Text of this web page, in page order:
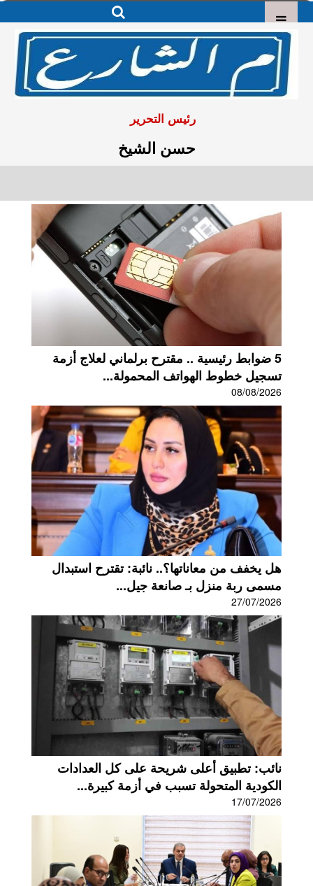
رئيس التحرير
حسن الشيخ
5 ضوابط رئيسية .. مقترح برلماني لعلاج أزمة
تسجيل خطوط الهواتف المحمولة...
08/08/2026
هل يخفف من معاناتها؟.. نائبة: تقترح استبدال
مسمى ربة منزل بـ صانعة جيل...
27/07/2026
نائب: تطبيق أعلى شريحة على كل العدادات
الكودية المتحولة تسبب في أزمة كبيرة...
17/07/2026